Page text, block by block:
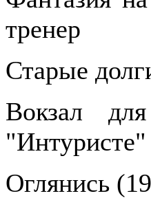
тренер
Старые
Вокзал
"Интуристе"
Оглянись